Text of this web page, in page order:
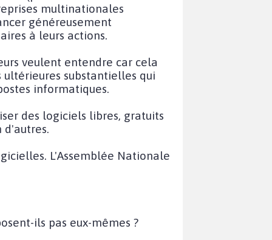
multinationales
généreusement
à leurs actions.
veulent entendre car cela
ultérieures substantielles qui
informatiques.
des logiciels libres, gratuits
d'autres.
L'Assemblée Nationale
ils pas eux-mêmes ?